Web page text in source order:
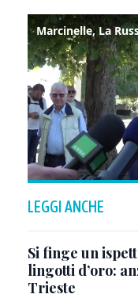
LEGGI ANCHE
Si finge un
lingotti d’oro:
Trieste